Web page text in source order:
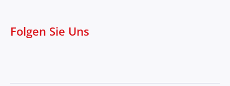
Folgen Sie Uns